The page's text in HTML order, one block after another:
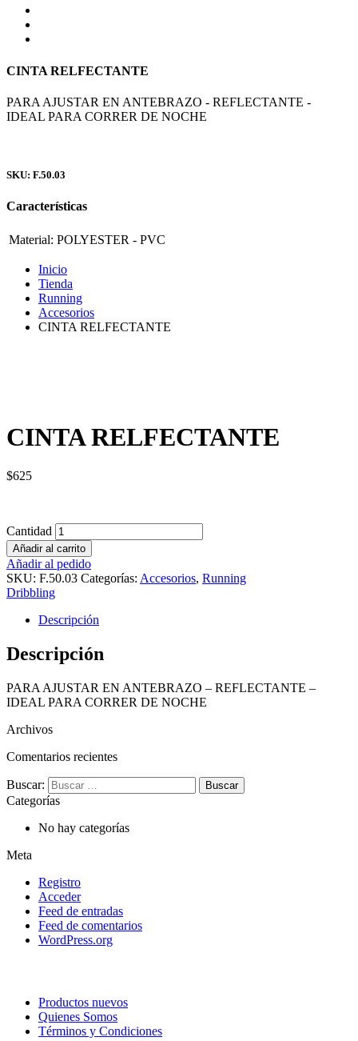
CINTA RELFECTANTE
PARA AJUSTAR EN ANTEBRAZO - REFLECTANTE -
IDEAL PARA CORRER DE NOCHE
SKU: F.50.03
Características
Material: POLYESTER - PVC
Inicio
Tienda
Running
Accesorios
CINTA RELFECTANTE
CINTA RELFECTANTE
$625
Cantidad
Añadir al carrito
Añadir al pedido
SKU: F.50.03 Categorías: Accesorios, Running
Dribbling
Descripción
Descripción
PARA AJUSTAR EN ANTEBRAZO – REFLECTANTE –
IDEAL PARA CORRER DE NOCHE
Archivos
Comentarios recientes
Buscar:
Categorías
No hay categorías
Meta
Registro
Acceder
Feed de entradas
Feed de comentarios
WordPress.org
Productos nuevos
Quienes Somos
Términos y Condiciones